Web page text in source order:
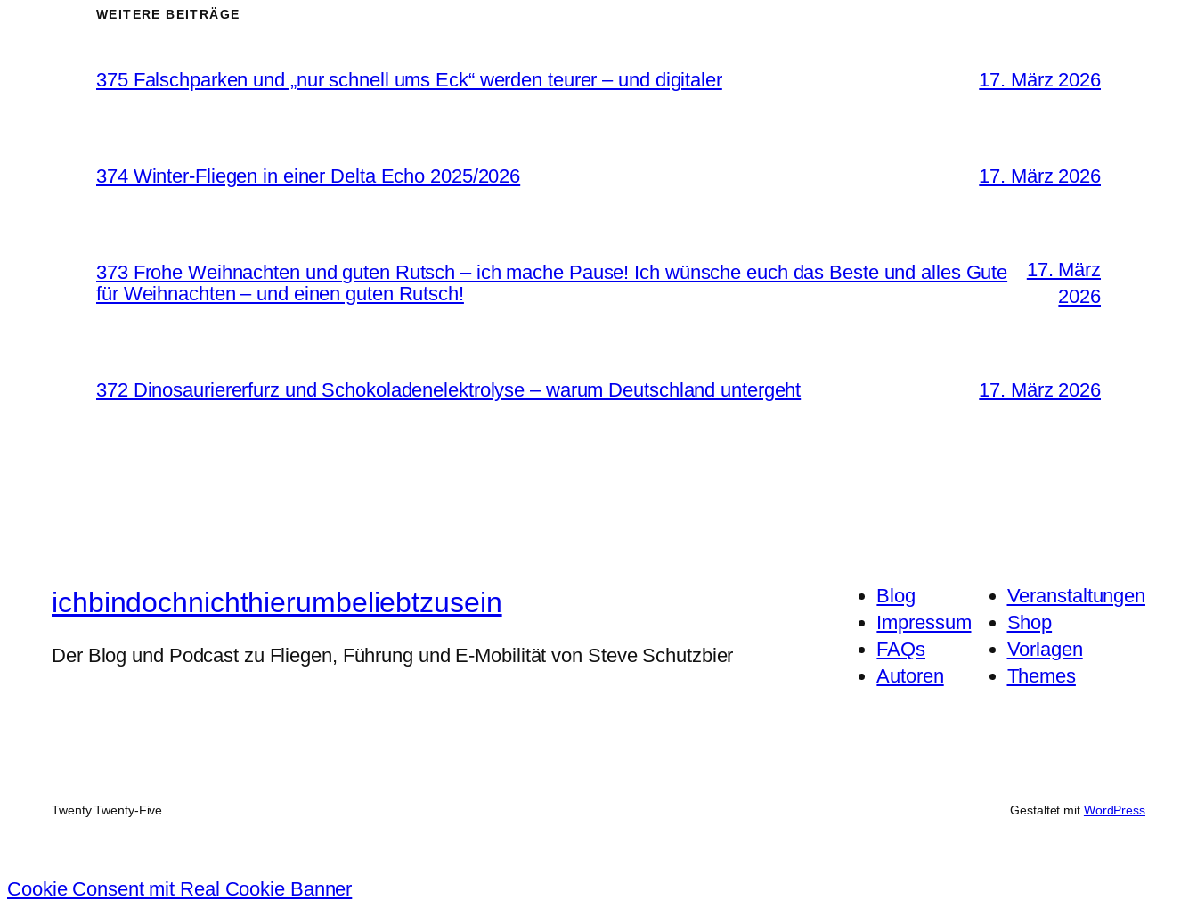
WEITERE BEITRÄGE
375 Falschparken und „nur schnell ums Eck“ werden teurer – und digitaler 17. März 2026
374 Winter-Fliegen in einer Delta Echo 2025/2026 17. März 2026
373 Frohe Weihnachten und guten Rutsch – ich mache Pause! Ich wünsche euch das Beste und alles Gute
für Weihnachten – und einen guten Rutsch!
17. März
2026
372 Dinosauriererfurz und Schokoladenelektrolyse – warum Deutschland untergeht 17. März 2026
ichbindochnichthierumbeliebtzusein
Der Blog und Podcast zu Fliegen, Führung und E-Mobilität von Steve Schutzbier
Blog
Impressum
FAQs
Autoren
Veranstaltungen
Shop
Vorlagen
Themes
Twenty Twenty-Five Gestaltet mit WordPress
Cookie Consent mit Real Cookie Banner